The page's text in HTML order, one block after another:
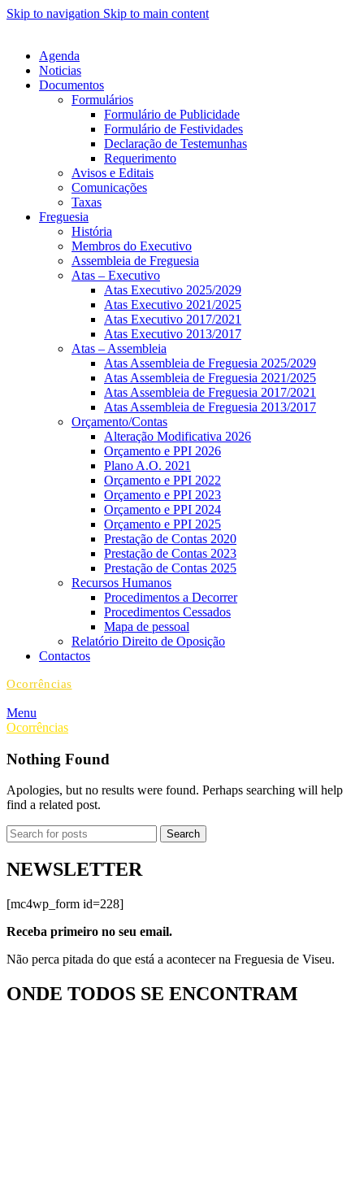
Skip to navigation Skip to main content
Agenda
Noticias
Documentos
Formulários
Formulário de Publicidade
Formulário de Festividades
Declaração de Testemunhas
Requerimento
Avisos e Editais
Comunicações
Taxas
Freguesia
História
Membros do Executivo
Assembleia de Freguesia
Atas – Executivo
Atas Executivo 2025/2029
Atas Executivo 2021/2025
Atas Executivo 2017/2021
Atas Executivo 2013/2017
Atas – Assembleia
Atas Assembleia de Freguesia 2025/2029
Atas Assembleia de Freguesia 2021/2025
Atas Assembleia de Freguesia 2017/2021
Atas Assembleia de Freguesia 2013/2017
Orçamento/Contas
Alteração Modificativa 2026
Orçamento e PPI 2026
Plano A.O. 2021
Orçamento e PPI 2022
Orçamento e PPI 2023
Orçamento e PPI 2024
Orçamento e PPI 2025
Prestação de Contas 2020
Prestação de Contas 2023
Prestação de Contas 2025
Recursos Humanos
Procedimentos a Decorrer
Procedimentos Cessados
Mapa de pessoal
Relatório Direito de Oposição
Contactos
Ocorrências
Menu
Ocorrências
Nothing Found
Apologies, but no results were found. Perhaps searching will help
find a related post.
Search
NEWSLETTER
[mc4wp_form id=228]
Receba primeiro no seu email.
Não perca pitada do que está a acontecer na Freguesia de Viseu.
ONDE TODOS SE ENCONTRAM